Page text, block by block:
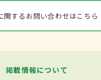
関するお問い合わせはこちら
掲載情報について